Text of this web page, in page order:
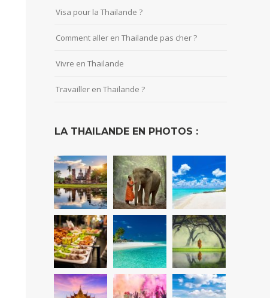
Visa pour la Thailande ?
Comment aller en Thailande pas cher ?
Vivre en Thailande
Travailler en Thailande ?
LA THAILANDE EN PHOTOS :